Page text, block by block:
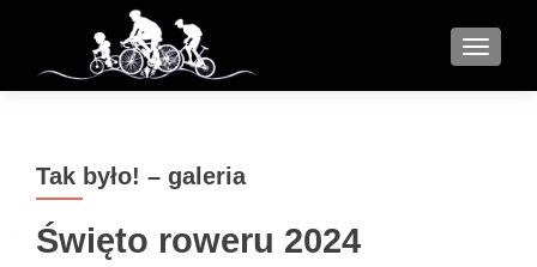
MENU
Tak było! – galeria
Święto roweru 2024